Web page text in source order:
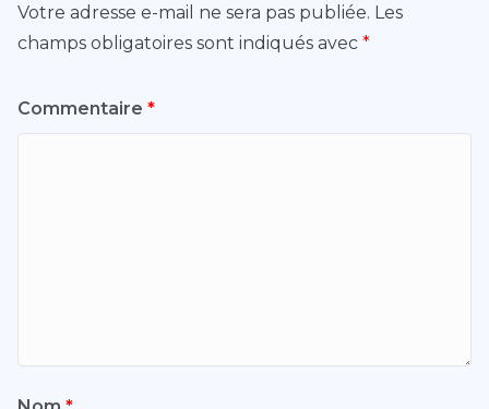
Votre adresse e-mail ne sera pas publiée. Les
champs obligatoires sont indiqués avec *
Commentaire *